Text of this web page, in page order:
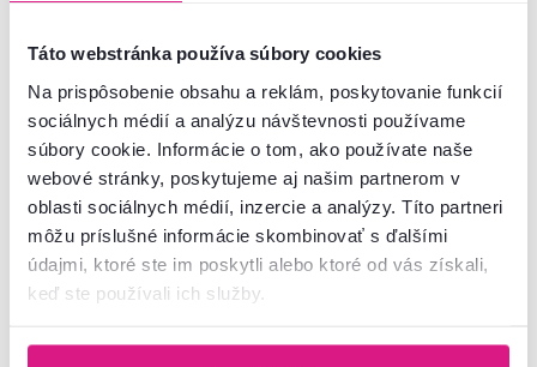
Táto webstránka používa súbory cookies
Na prispôsobenie obsahu a reklám, poskytovanie funkcií
sociálnych médií a analýzu návštevnosti používame
súbory cookie. Informácie o tom, ako používate naše
webové stránky, poskytujeme aj našim partnerom v
oblasti sociálnych médií, inzercie a analýzy. Títo partneri
môžu príslušné informácie skombinovať s ďalšími
údajmi, ktoré ste im poskytli alebo ktoré od vás získali,
keď ste používali ich služby.
4,7 3
Posteľ s kovovým roštom a
úložným priestorom, 140x200,
smotanová, CLAUDIA
799 €
4,6 40
Posteľ s kovovým roštom a
kašmír, DOLI